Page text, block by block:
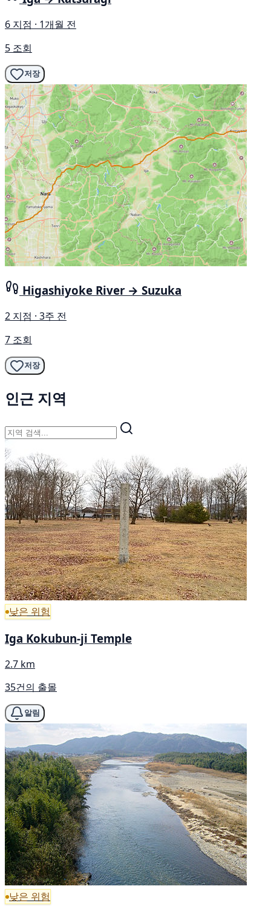
6 지점 · 1개월 전
5 조회
저장
Higashiyoke River → Suzuka
2 지점 · 3주 전
7 조회
저장
인근 지역
낮은 위험
Iga Kokubun-ji Temple
2.7 km
35건의 출몰
알림
낮은 위험